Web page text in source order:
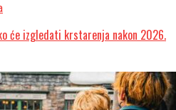
će izgledati krstarenja nakon 2026.